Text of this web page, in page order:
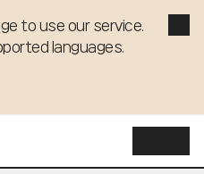
to use our service.
languages.